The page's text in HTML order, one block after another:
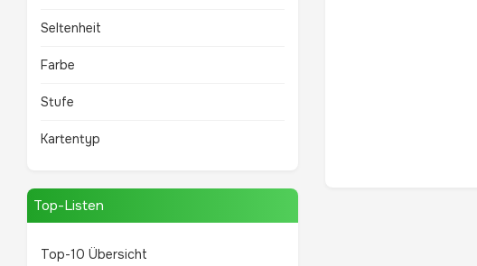
Seltenheit
Farbe
Stufe
Kartentyp
Top-Listen
Top-10 Übersicht